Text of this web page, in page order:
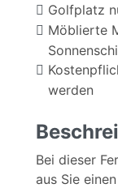
Golfplatz
Möblierte
werden
Bei dieser
aus Sie